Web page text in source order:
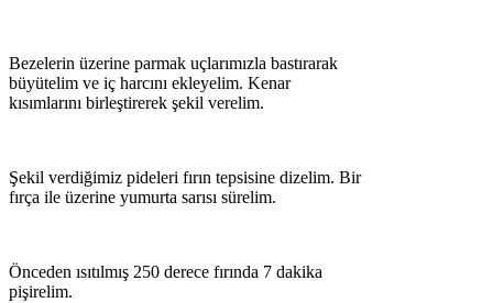
Bezelerin üzerine parmak uçlarımızla bastırarak
büyütelim ve iç harcını ekleyelim. Kenar
kısımlarını birleştirerek şekil verelim.
Şekil verdiğimiz pideleri fırın tepsisine dizelim. Bir
fırça ile üzerine yumurta sarısı sürelim.
Önceden ısıtılmış 250 derece fırında 7 dakika
pişirelim.